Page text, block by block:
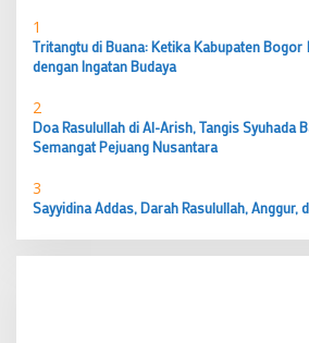
1
Tritangtu di Buana: Ketika Kabupaten
dengan Ingatan Budaya
2
Doa Rasulullah di Al-Arish, Tangis Syuhada
Semangat Pejuang Nusantara
3
Sayyidina Addas, Darah Rasulullah, Anggur,